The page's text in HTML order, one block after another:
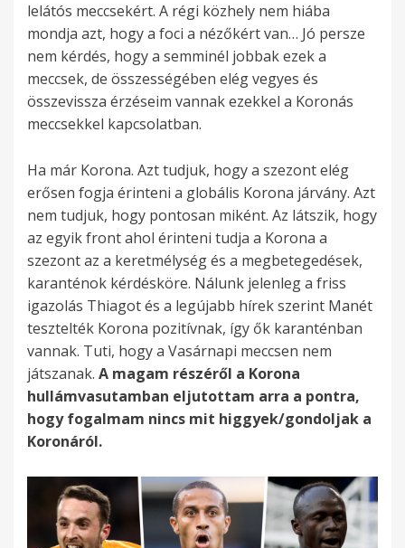
lelátós meccsekért. A régi közhely nem hiába
mondja azt, hogy a foci a nézőkért van… Jó persze
nem kérdés, hogy a semminél jobbak ezek a
meccsek, de összességében elég vegyes és
összevissza érzéseim vannak ezekkel a Koronás
meccsekkel kapcsolatban.
Ha már Korona. Azt tudjuk, hogy a szezont elég
erősen fogja érinteni a globális Korona járvány. Azt
nem tudjuk, hogy pontosan miként. Az látszik, hogy
az egyik front ahol érinteni tudja a Korona a
szezont az a keretmélység és a megbetegedések,
karanténok kérdésköre. Nálunk jelenleg a friss
igazolás Thiagot és a legújabb hírek szerint Manét
tesztelték Korona pozitívnak, így ők karanténban
vannak. Tuti, hogy a Vasárnapi meccsen nem
játszanak. A magam részéről a Korona
hullámvasutamban eljutottam arra a pontra,
hogy fogalmam nincs mit higgyek/gondoljak a
Koronáról.